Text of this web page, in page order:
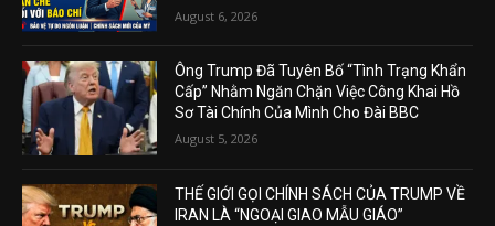
August 6, 2026
Ông Trump Đã Tuyên Bố “Tình Trạng Khẩn
Cấp” Nhằm Ngăn Chặn Việc Công Khai Hồ
Sơ Tài Chính Của Mình Cho Đài BBC
August 5, 2026
THẾ GIỚI GỌI CHÍNH SÁCH CỦA TRUMP VỀ
IRAN LÀ “NGOẠI GIAO MẪU GIÁO”